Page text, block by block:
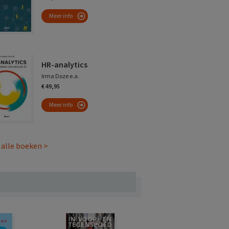
Meer info
HR-analytics
Irma Doze e.a.
€ 49,95
Meer info
boeken >